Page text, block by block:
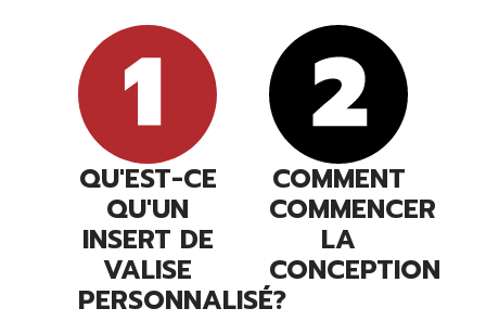
QU'EST-CE
QU'UN
INSERT DE
VALISE
PERSONNALISÉ?
COMMENT
COMMENCER
LA
CONCEPTION